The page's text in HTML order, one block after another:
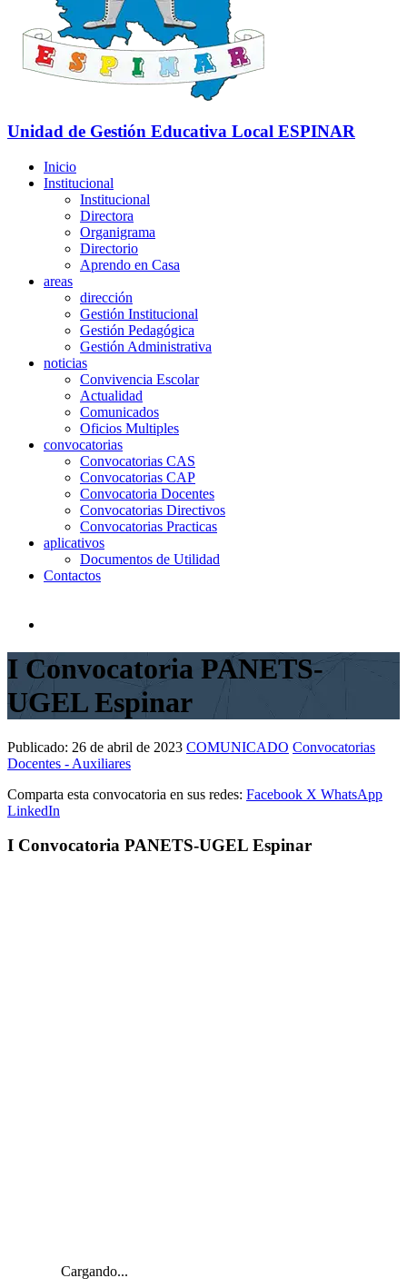
Unidad de Gestión Educativa Local ESPINAR
Inicio
Institucional
Institucional
Directora
Organigrama
Directorio
Aprendo en Casa
areas
dirección
Gestión Institucional
Gestión Pedagógica
Gestión Administrativa
noticias
Convivencia Escolar
Actualidad
Comunicados
Oficios Multiples
convocatorias
Convocatorias CAS
Convocatorias CAP
Convocatoria Docentes
Convocatorias Directivos
Convocatorias Practicas
aplicativos
Documentos de Utilidad
Contactos
I Convocatoria PANETS-
UGEL Espinar
Publicado: 26 de abril de 2023 COMUNICADO Convocatorias
Docentes - Auxiliares
Comparta esta convocatoria en sus redes: Facebook X WhatsApp
LinkedIn
I Convocatoria PANETS-UGEL Espinar
Cargando...